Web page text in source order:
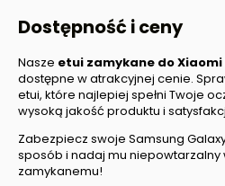
Dostępność i ceny
Nasze etui zamykane doXiaomi
dostępne w atrakcyjnej cenie.
etui, które najlepiej spełni Twoje
wysoką jakość produktu i
Zabezpiecz swoje Samsung
sposób i nadaj mu niepowtarzalny
zamykanemu!